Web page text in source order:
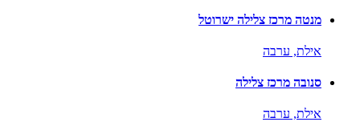
מנטה מרכז צלילה ישרוטל
אילת, ערבה
סנובה מרכז צלילה
אילת, ערבה